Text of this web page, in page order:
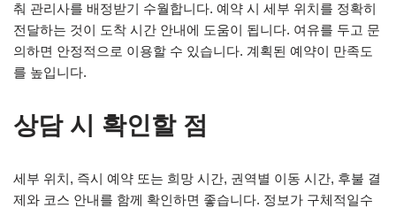
춰 관리사를 배정받기 수월합니다. 예약 시 세부 위치를 정확히
전달하는 것이 도착 시간 안내에 도움이 됩니다. 여유를 두고 문
의하면 안정적으로 이용할 수 있습니다. 계획된 예약이 만족도
를 높입니다.
상담 시 확인할 점
세부 위치, 즉시 예약 또는 희망 시간, 권역별 이동 시간, 후불 결
제와 코스 안내를 함께 확인하면 좋습니다. 정보가 구체적일수